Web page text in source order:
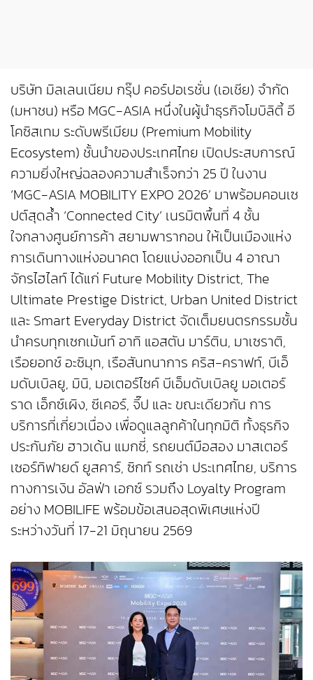
บริษัท มิลเลนเนียม กรุ๊ป คอร์ปอเรชั่น (เอเชีย) จำกัด
(มหาชน) หรือ MGC-ASIA หนึ่งในผู้นำธุรกิจโมบิลิตี้ อี
โคซิสเทม ระดับพรีเมียม (Premium Mobility
Ecosystem) ชั้นนำของประเทศไทย เปิดประสบการณ์
ความยิ่งใหญ่ฉลองความสำเร็จกว่า 25 ปี ในงาน
‘MGC-ASIA MOBILITY EXPO 2026’ มาพร้อมคอนเซ
ปต์สุดล้ำ ‘Connected City’ เนรมิตพื้นที่ 4 ชั้น
ใจกลางศูนย์การค้า สยามพารากอน ให้เป็นเมืองแห่ง
การเดินทางแห่งอนาคต โดยแบ่งออกเป็น 4 อาณา
จักรไฮไลท์ ได้แก่ Future Mobility District, The
Ultimate Prestige District, Urban United District
และ Smart Everyday District จัดเต็มยนตรกรรมชั้น
นำครบทุกเซกเม้นท์ อาทิ แอสตัน มาร์ติน, มาเซราติ,
เรือยอทช์ อะซิมุท, เรือสันทนาการ คริส-คราฟท์, บีเอ็
มดับเบิลยู, มินิ, มอเตอร์ไซค์ บีเอ็มดับเบิลยู มอเตอร์
ราด เอ็กซ์เผิง, ซีเคอร์, จี๊ป และ ขณะเดียวกัน การ
บริการที่เกี่ยวเนื่อง เพื่อดูแลลูกค้าในทุกมิติ ทั้งธุรกิจ
ประกันภัย ฮาวเด้น แมกซี่, รถยนต์มือสอง มาสเตอร์
เซอร์ทิฟายด์ ยูสคาร์, ซิกท์ รถเช่า ประเทศไทย, บริการ
ทางการเงิน อัลฟ่า เอกซ์ รวมถึง Loyalty Program
อย่าง MOBILIFE พร้อมข้อเสนอสุดพิเศษแห่งปี
ระหว่างวันที่ 17-21 มิถุนายน 2569